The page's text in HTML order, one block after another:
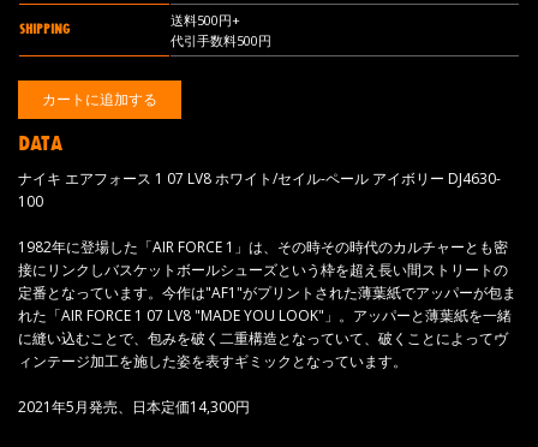
SHIPPING
送料500円+
代引手数料500円
DATA
ナイキ エアフォース 1 07 LV8 ホワイト/セイル-ペール アイボリー DJ4630-
100
1982年に登場した「AIR FORCE 1」は、その時その時代のカルチャーとも密
接にリンクしバスケットボールシューズという枠を超え長い間ストリートの
定番となっています。今作は"AF1"がプリントされた薄葉紙でアッパーが包ま
れた「AIR FORCE 1 07 LV8 "MADE YOU LOOK"」。アッパーと薄葉紙を一緒
に縫い込むことで、包みを破く二重構造となっていて、破くことによってヴ
ィンテージ加工を施した姿を表すギミックとなっています。
2021年5月発売、日本定価14,300円